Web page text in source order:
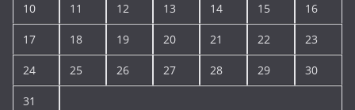
10 11 12 13 14 15 16
17 18 19 20 21 22 23
24 25 26 27 28 29 30
31